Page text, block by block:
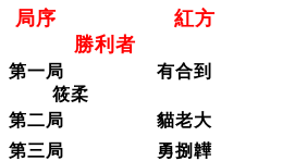
局序 紅
勝利者
第一局 有
筱柔
第二局 貓老大
第三局 勇捌韡 莊